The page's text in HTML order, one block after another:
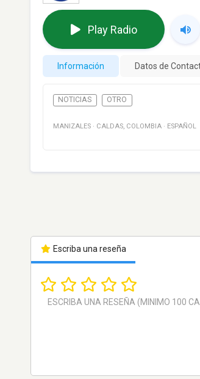
Play Radio
Información Datos de
NOTICIAS OTRO
MANIZALES · CALDAS, COLOMBIA · ESPAÑOL
Escriba una reseña